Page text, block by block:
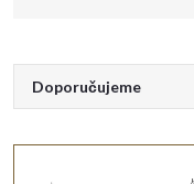
Ř
a
Doporučujeme